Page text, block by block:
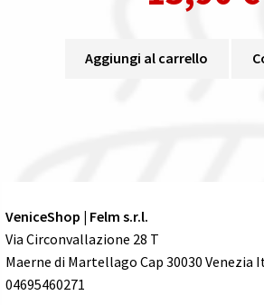
Aggiungi al carrello
VeniceShop | Felm s.r.l.
Via Circonvallazione 28 T
Maerne di Martellago Cap 30030 Venezia
04695460271